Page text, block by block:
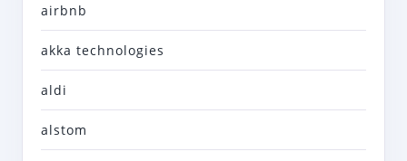
airbnb
akka technologies
aldi
alstom